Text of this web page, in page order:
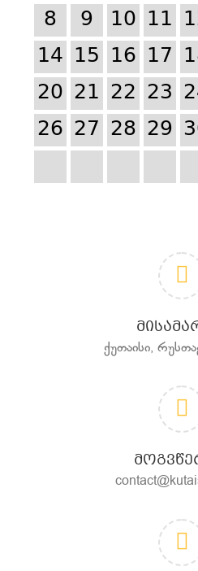
8
9 10 11
14 15 16 17
20 21 22 23
26 27 28 29
ქუთაისი,